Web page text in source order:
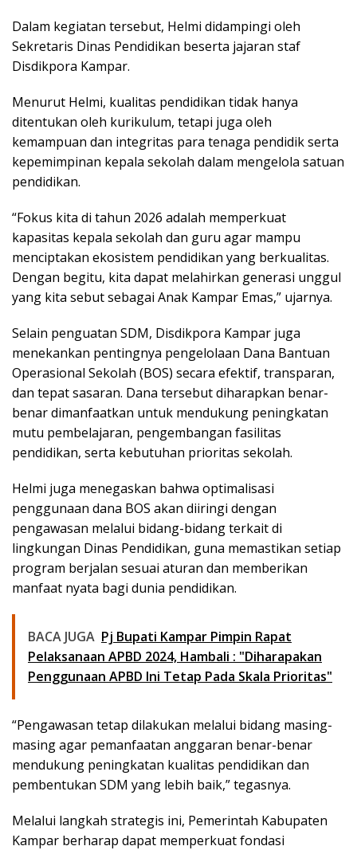
Dalam kegiatan tersebut, Helmi didampingi oleh
Sekretaris Dinas Pendidikan beserta jajaran staf
Disdikpora Kampar.
Menurut Helmi, kualitas pendidikan tidak hanya
ditentukan oleh kurikulum, tetapi juga oleh
kemampuan dan integritas para tenaga pendidik serta
kepemimpinan kepala sekolah dalam mengelola satuan
pendidikan.
“Fokus kita di tahun 2026 adalah memperkuat
kapasitas kepala sekolah dan guru agar mampu
menciptakan ekosistem pendidikan yang berkualitas.
Dengan begitu, kita dapat melahirkan generasi unggul
yang kita sebut sebagai Anak Kampar Emas,” ujarnya.
Selain penguatan SDM, Disdikpora Kampar juga
menekankan pentingnya pengelolaan Dana Bantuan
Operasional Sekolah (BOS) secara efektif, transparan,
dan tepat sasaran. Dana tersebut diharapkan benar-
benar dimanfaatkan untuk mendukung peningkatan
mutu pembelajaran, pengembangan fasilitas
pendidikan, serta kebutuhan prioritas sekolah.
Helmi juga menegaskan bahwa optimalisasi
penggunaan dana BOS akan diiringi dengan
pengawasan melalui bidang-bidang terkait di
lingkungan Dinas Pendidikan, guna memastikan setiap
program berjalan sesuai aturan dan memberikan
manfaat nyata bagi dunia pendidikan.
BACA JUGA Pj Bupati Kampar Pimpin Rapat
Pelaksanaan APBD 2024, Hambali : "Diharapakan
Penggunaan APBD Ini Tetap Pada Skala Prioritas"
“Pengawasan tetap dilakukan melalui bidang masing-
masing agar pemanfaatan anggaran benar-benar
mendukung peningkatan kualitas pendidikan dan
pembentukan SDM yang lebih baik,” tegasnya.
Melalui langkah strategis ini, Pemerintah Kabupaten
Kampar berharap dapat memperkuat fondasi